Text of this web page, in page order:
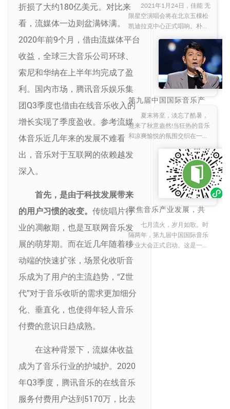
折损了大约180亿美元。对比来
看，流媒体一边则盆满钵满。
2020年前9个月，借由流媒体平台
收益，全球三大音乐公司环球、
索尼和华纳在上半年均完成了盈
利。国内市场，腾讯音乐娱乐集
团Q3季度也借由在线音乐收入的
增长实现了季度盈收。参考流媒
体音乐近几年来的发展不难看
出，音乐对于互联网的依赖越发
深入。
首先，是由于科技发展带来
的用户习惯的改变。 传统唱片行
业的凋敝期，也是互联网音乐发
展的萌芽期。而在近几年随着移
动端的快速扩张，场景化收听音
乐成为了用户的主流趋势，“Z世
代”对于音乐收听的需求更加细分
化、垂直化，也使得年轻人音乐
付费的意识日趋成熟。
在这种背景下，流媒体收益
成为了音乐行业的护城护。2020
年Q3季度，腾讯音乐的在线音乐
服务付费用户达到5170万，比去
康有序发展的通知》，明确“大
型演出活动实行实名购票和实
名入场制度，每场演出每个身
份证件只能购买一张门票，购
票人与入场人身份信息保
旅行团乐队、盘尼西林
乐队强势唱响
2021年1月24日，佳能 无
限星空演唱会将在北京五棵松
凯迪拉克中心正式唱响。朴
树、达达乐队、旅行团乐队、
盘尼西林乐队，华语乐坛实力
唱将一起奉献一场精彩绝伦的
现场音乐盛宴。 本次佳能 无限
星空演唱会的
第九届中国国际音乐产
业大会盛大启航
夏末将至，淡忘了酷暑，
迎来了秋意盎然!当狂热的音乐
和凉爽愉悦的氛围交织在一
狂欢的海洋中。此时，离我们
期待已久的第九届中国国际音
乐产业大会开幕仅剩20天！延
续之前八届音乐大会的精髓，
继续汇聚来自全球各地的音乐
人、音乐爱好者以及音乐产业
从业者。大会将于2023年9月
26日至27日在北京万达文华酒
店盛大开幕，本届大会由国家
音乐产业基地数字音乐示范园
区主办，以“同行·共声”为主
力和力量，促进音乐界的交流
与合作，共同推动行业的
聚焦音乐产业发展，共
创‘新声之路’|第九届中
国国际音乐产业大会音
乐产业板块解读
七月流火，岁月如歌。时
隔两年，第九届中国国际音乐
产业大会正式启动。这是一个
鼓励音乐界各方合作的盛会，
旨在促进音乐行业之间的交
流。并且希望以本次大会为基
为大家提供一个发声共进的契
机。根据国际唱片业协会(IFPI)
八年增长。而中国(+28.4%)首
这种音乐市场爆发式复苏的大
环境下，本次大会将以“同行·
共声”为主题，围